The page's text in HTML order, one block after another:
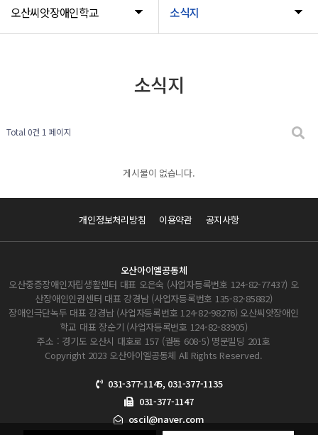
오산씨앗장애인학교 소식지
소식지
Total 0건 1 페이지
게시물이 없습니다.
개인정보처리방침 이용약관 공지사항
오산아이엘공동체
오산중증장애인자립생활센터 대표 오은숙 (사업자등록번호 124-82-77437) 오
산장애인인권센터 대표 강경남 (사업자등록번호 135-82-85882)
장애인극단녹두 대표 강경남 (사업자등록번호 124-82-98276) 오산씨앗장애인
학교 대표 장순기 (사업자등록번호 124-82-83905)
주소 : 경기도 오산시 대호로 157 (궐동 608-5) 명문빌딩 201호
Copyright 2023 오산아이엘공동체 All Rights Reserved.
031-377-1145, 031-377-1135
031-377-1147
oscil@naver.com